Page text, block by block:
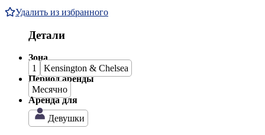
Удалить из избранного
Детали
Зона
1
Kensington & Chelsea
Период аренды
Месячно
Аренда для
Девушки